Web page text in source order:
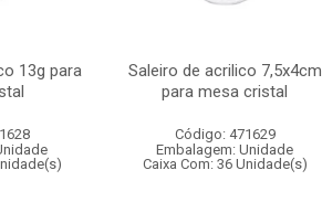
13g para
Saleiro de acrilico 7,5x4cm
para mesa cristal
Código: 471629
Embalagem: Unidade
Caixa Com: 36 Unidade(s)